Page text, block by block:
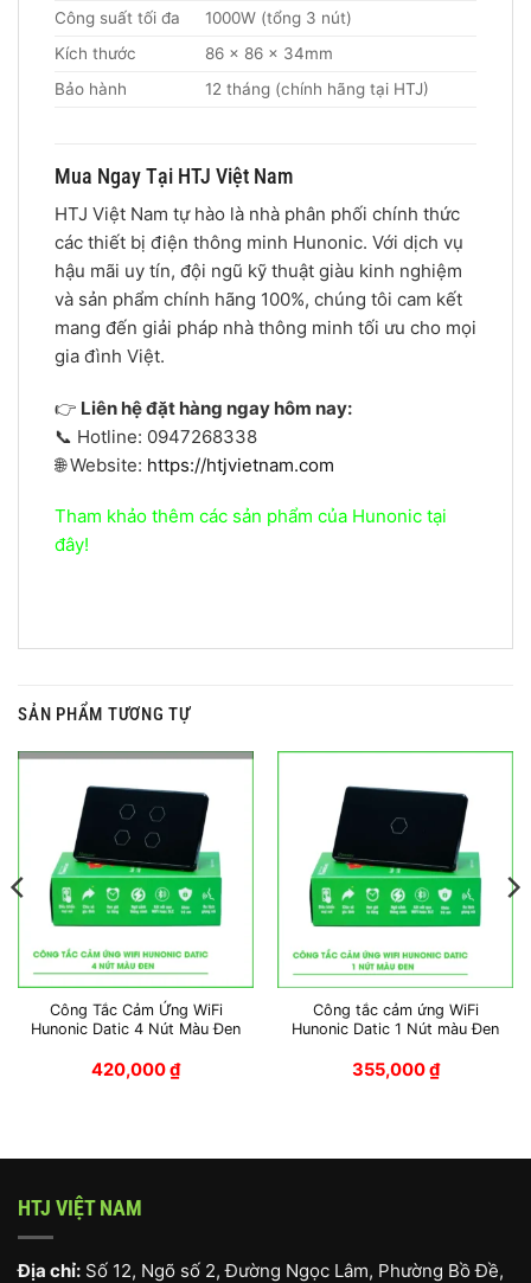
Công suất tối đa
1000W (tổng 3 nút)
Kích thước
86 x 86 x 34mm
Bảo hành
12 tháng (chính hãng tại HTJ)
Mua Ngay Tại HTJ Việt Nam
HTJ Việt Nam tự hào là nhà phân phối chính thức
các thiết bị điện thông minh Hunonic. Với dịch vụ
hậu mãi uy tín, đội ngũ kỹ thuật giàu kinh nghiệm
và sản phẩm chính hãng 100%, chúng tôi cam kết
mang đến giải pháp nhà thông minh tối ưu cho mọi
gia đình Việt.
👉 Liên hệ đặt hàng ngay hôm nay:
📞 Hotline: 0947268338
🌐 Website: https://htjvietnam.com
Tham khảo thêm các sản phẩm của Hunonic tại
đây!
SẢN PHẨM TƯƠNG TỰ
Công Tắc Cảm Ứng WiFi
Hunonic Datic 4 Nút Màu Đen
420,000₫
Công tắc cảm ứng WiFi
Hunonic Datic 1 Nút màu Đen
355,000₫
HTJ VIỆT NAM
Địa chỉ: Số 12, Ngõ số 2, Đường Ngọc Lâm, Phường Bồ Đề,